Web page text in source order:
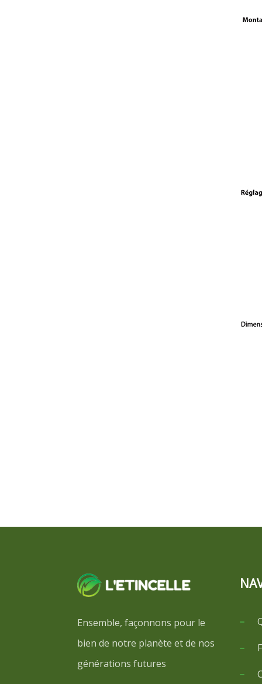
Ensemble, façonnons pour le
bien de notre planète et de nos
générations futures